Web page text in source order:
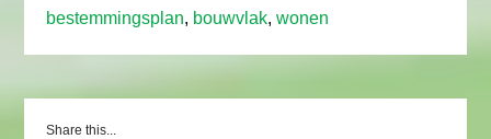
bestemmingsplan, bouwvlak,wonen
Share this...